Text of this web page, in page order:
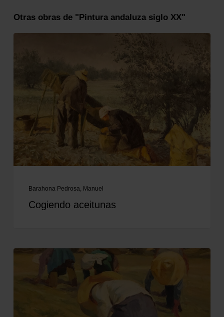
Otras obras de "Pintura andaluza siglo XX"
Barahona Pedrosa, Manuel
Cogiendo aceitunas